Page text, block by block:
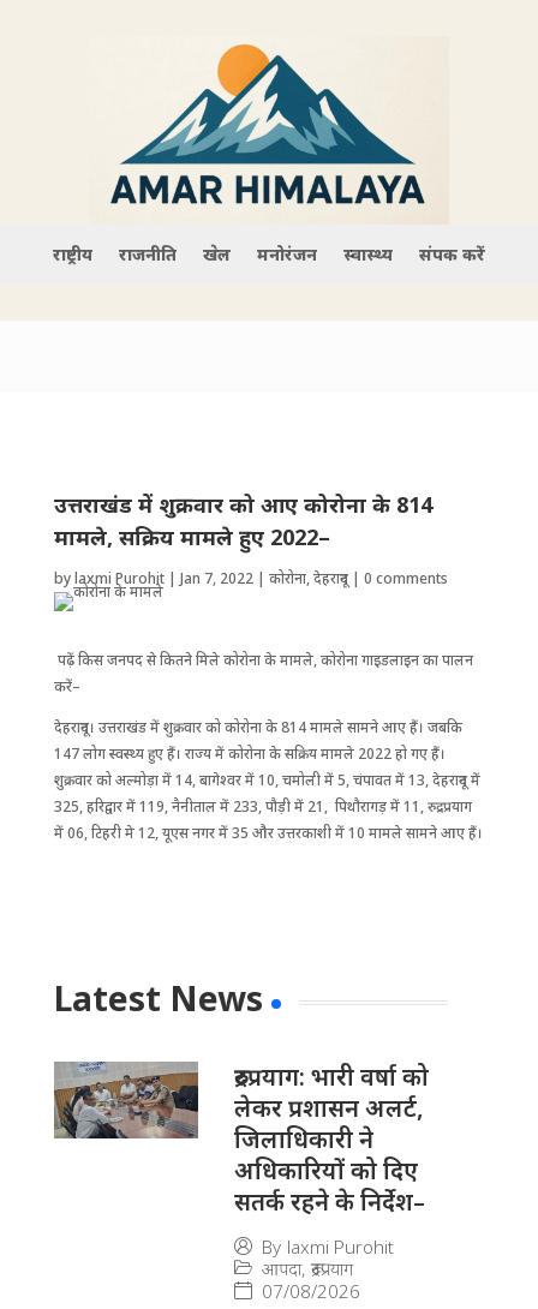
राष्ट्रीय राजनीति खेल मनोरंजन स्वास्थ्य संपर्क करें
उत्तराखंड में शुक्रवार को आए कोरोना के 814
मामले, सक्रिय मामले हुए 2022–
bylaxmi Purohit| Jan 7, 2022| कोरोना,देहरादून| 0 comments
पढ़ें किस जनपद से कितने मिले कोरोना के मामले, कोरोना गाइडलाइन का पालन
करें–
देहरादून। उत्तराखंड में शुक्रवार को कोरोना के 814 मामले सामने आए हैं। जबकि
147 लोग स्वस्थ्य हुए हैं। राज्य में कोरोना के सक्रिय मामले 2022 हो गए हैं।
शुक्रवार को अल्मोड़ा में 14, बागेश्वर में 10, चमोली में 5, चंपावत में 13, देहरादून में
325, हरिद्वार में 119, नैनीताल में 233, पौड़ी में 21, पिथौरागड़ में 11, रुद्रप्रयाग
में 06, टिहरी मे 12, यूएस नगर में 35 और उत्तरकाशी में 10 मामले सामने आए हैं।
Latest News
रुद्रप्रयाग: भारी वर्षा को
लेकर प्रशासन अलर्ट,
जिलाधिकारी ने
अधिकारियों को दिए
सतर्क रहने के निर्देश–
By laxmi Purohit
आपदा, रूद्रप्रयाग
07/08/2026